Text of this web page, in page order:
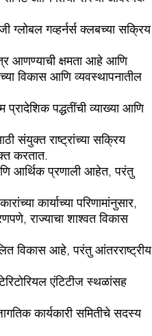
ग्लोबल गव्हर्नर्स क्लबच्या सक्रिय
आणण्याची क्षमता आहे आणि
विकास आणि व्यवस्थापनातील
प्रादेशिक पद्धतींची व्याख्या आणि
संयुक्त राष्ट्रांच्या सक्रिय
करतात.
आर्थिक प्रणाली आहेत, परंतु
कार्याच्या परिणामांनुसार,
राज्याचा शाश्वत विकास
विकास आहे, परंतु आंतरराष्ट्रीय
एंटिटीज स्थळांसह
कार्यकारी समितीचे सदस्य